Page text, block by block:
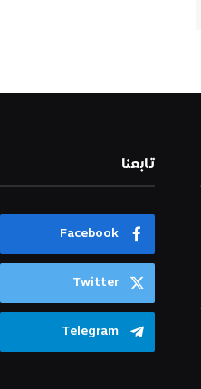
تابعنا
Facebook
Twitter
Telegram